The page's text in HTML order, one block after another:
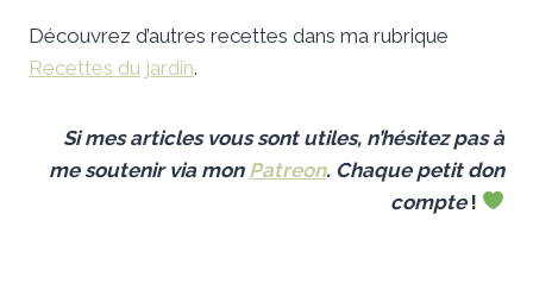
Découvrez d’autres recettes dans ma rubrique
Recettes du jardin.
Si mes articles vous sont utiles, n’hésitez pas à
me soutenir via mon Patreon. Chaque petit don
compte !